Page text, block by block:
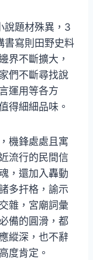
說題材殊異，3
書寫則田野史料
界不斷擴大，
們不斷尋找說
運用等各方
得細細品味。
機鋒處處且寓
流行的民間信
，還加入轟動
多扞格，諭示
雜，宮廟詞彙
備的圓滑，都
縱深，也不辭
度肯定。